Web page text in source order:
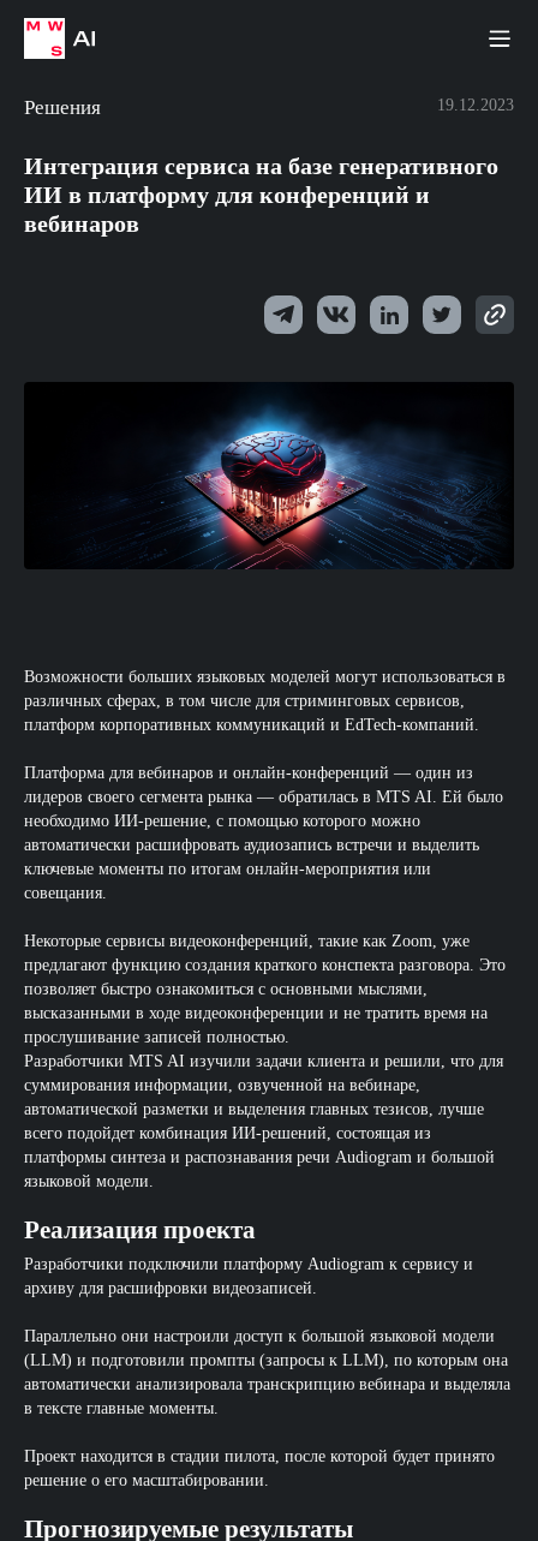
Решения 19.12.2023
Интеграция сервиса на базе генеративного
ИИ в платформу для конференций и
вебинаров
Возможности больших языковых моделей могут использоваться в
различных сферах, в том числе для стриминговых сервисов,
платформ корпоративных коммуникаций и EdTech-компаний.
Платформа для вебинаров и онлайн-конференций — один из
лидеров своего сегмента рынка — обратилась в MTS AI. Ей было
необходимо ИИ-решение, с помощью которого можно
автоматически расшифровать аудиозапись встречи и выделить
ключевые моменты по итогам онлайн-мероприятия или
совещания.
Некоторые сервисы видеоконференций, такие как Zoom, уже
предлагают функцию создания краткого конспекта разговора. Это
позволяет быстро ознакомиться с основными мыслями,
высказанными в ходе видеоконференции и не тратить время на
прослушивание записей полностью.
Разработчики MTS AI изучили задачи клиента и решили, что для
суммирования информации, озвученной на вебинаре,
автоматической разметки и выделения главных тезисов, лучше
всего подойдет комбинация ИИ-решений, состоящая из
платформы синтеза и распознавания речи Audiogram и большой
языковой модели.
Реализация проекта
Разработчики подключили платформу Audiogram к сервису и
архиву для расшифровки видеозаписей.
Параллельно они настроили доступ к большой языковой модели
(LLM) и подготовили промпты (запросы к LLM), по которым она
автоматически анализировала транскрипцию вебинара и выделяла
в тексте главные моменты.
Проект находится в стадии пилота, после которой будет принято
решение о его масштабировании.
Прогнозируемые результаты